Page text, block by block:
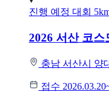
진행 예정 대회
2026 서산 코스
충남 서산시 양
접수